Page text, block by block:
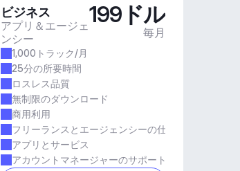
ビジネス
アプリ＆エージェ
ンシー
199ドル
毎月
1,000トラック/月
25分の所要時間
ロスレス品質
無制限のダウンロード
商用利用
フリーランスとエージェンシーの仕事
アプリとサービス
アカウントマネージャーのサポート